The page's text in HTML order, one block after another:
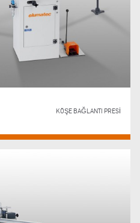
KÖŞE BAĞLANTI PRESI